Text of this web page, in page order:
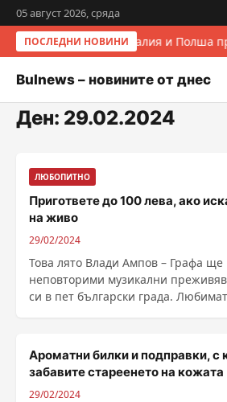
05 август 2026, сряда
ПОСЛЕДНИ НОВИНИИталия и Полша
Bulnews – новините от днес
Ден: 29.02.2024
ЛЮБОПИТНО
Пригответе до 100 лева, ако
на живо
29/02/2024
Това лято Влади Ампов – Графа ще
неповторими музикални
си в пет български града.
Ароматни билки и подправки, с
забавите стареенето на кожата
29/02/2024